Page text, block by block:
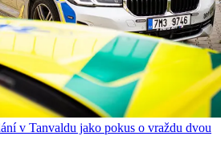
v Tanvaldu jako pokus o vraždu dvou